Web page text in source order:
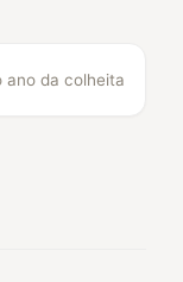
ano da colheita